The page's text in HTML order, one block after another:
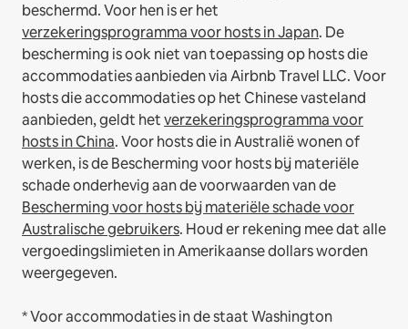
beschermd. Voor hen is er het
verzekeringsprogramma voor hosts in Japan. De
bescherming is ook niet van toepassing op hosts die
accommodaties aanbieden via Airbnb Travel LLC.Voor
hosts die accommodaties op het Chinese vasteland
aanbieden, geldt hetverzekeringsprogramma voor
hosts in China.Voor hosts die in Australië wonen of
werken, is de Bescherming voor hosts bij materiële
schade onderhevig aan de voorwaarden van de
Bescherming voor hosts bij materiële schade voor
Australische gebruikers. Houd er rekening mee dat alle
vergoedingslimieten in Amerikaanse dollars worden
weergegeven.
* Voor accommodaties in de staat Washington